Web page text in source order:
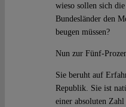
wieso sollen sich
Bundesländer den
beugen müssen?
Nun zur Fünf-
Sie beruht auf
Republik. Sie ist
einer absoluten